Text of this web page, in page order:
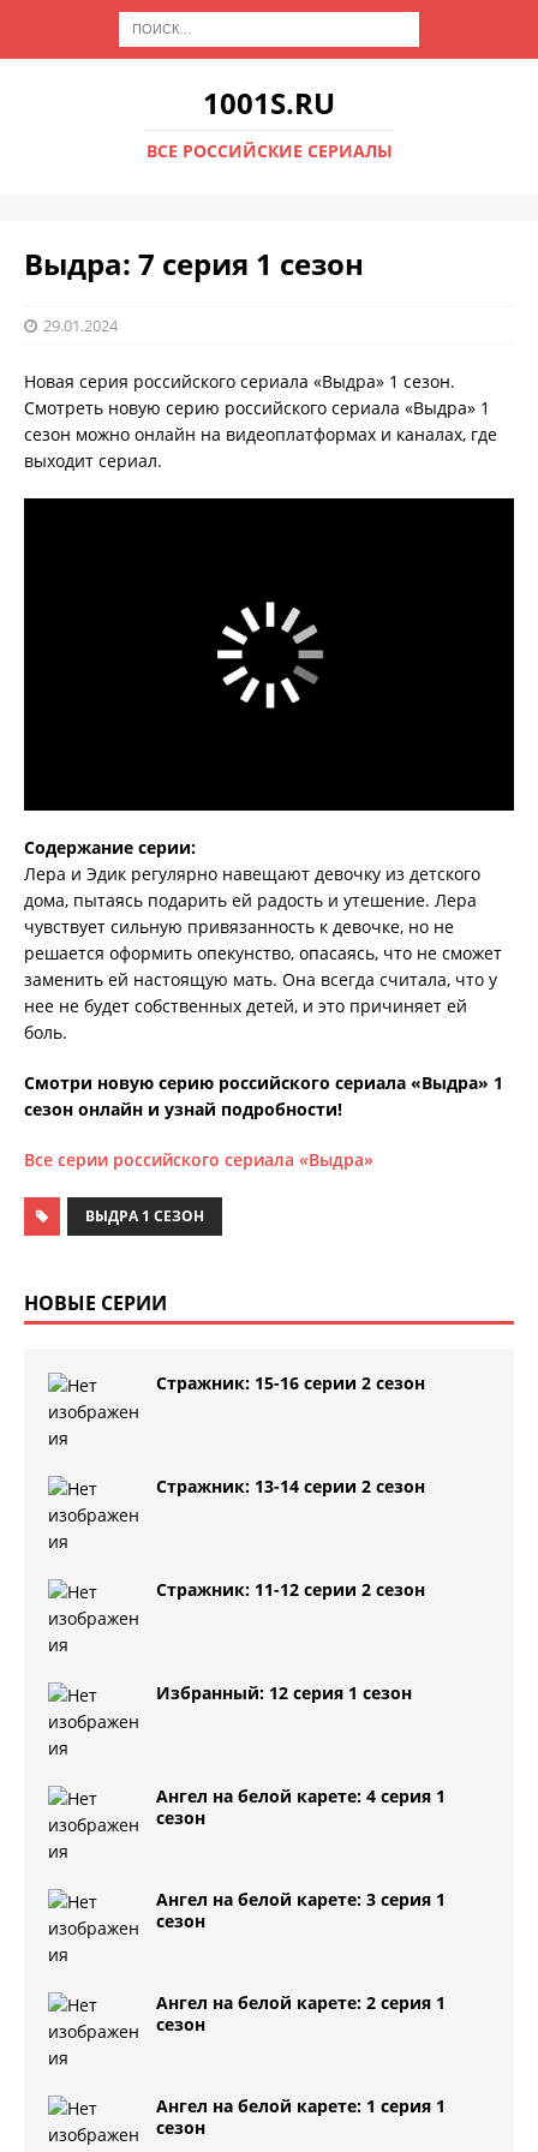
1001S.RU
ВСЕ РОССИЙСКИЕ СЕРИАЛЫ
Выдра: 7 серия 1 сезон
29.01.2024
Новая серия российского сериала «Выдра» 1 сезон.
Смотреть новую серию российского сериала «Выдра» 1
сезон можно онлайн на видеоплатформах и каналах, где
выходит сериал.
Содержание серии:
Лера и Эдик регулярно навещают девочку из детского
дома, пытаясь подарить ей радость и утешение. Лера
чувствует сильную привязанность к девочке, но не
решается оформить опекунство, опасаясь, что не сможет
заменить ей настоящую мать. Она всегда считала, что у
нее не будет собственных детей, и это причиняет ей
боль.
Смотри новую серию российского сериала «Выдра» 1
сезон онлайн и узнай подробности!
Все серии российского сериала «Выдра»
ВЫДРА 1 СЕЗОН
НОВЫЕ СЕРИИ
Стражник: 15-16 серии 2 сезон
Стражник: 13-14 серии 2 сезон
Стражник: 11-12 серии 2 сезон
Избранный: 12 серия 1 сезон
Ангел на белой карете: 4 серия 1
сезон
Ангел на белой карете: 3 серия 1
сезон
Ангел на белой карете: 2 серия 1
сезон
Ангел на белой карете: 1 серия 1
сезон